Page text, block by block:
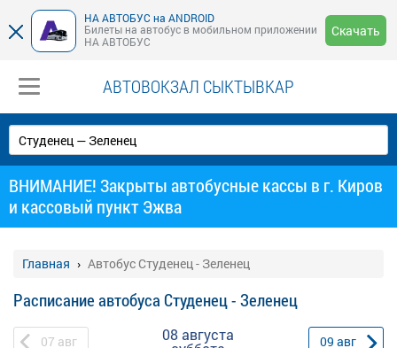
НА АВТОБУС на ANDROID
Билеты на автобус в мобильном приложении
НА АВТОБУС
Скачать
АВТОВОКЗАЛ СЫКТЫВКАР
ВНИМАНИЕ! Закрыты автобусные кассы в г. Киров
и кассовый пункт Эжва
Главная Автобус Студенец - Зеленец
Расписание автобуса Студенец - Зеленец
07 авг 08 августа 09 авг